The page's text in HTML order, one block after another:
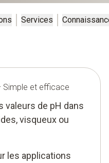
Services
Simple et efficace
valeurs de pH dans
visqueux ou
les applications